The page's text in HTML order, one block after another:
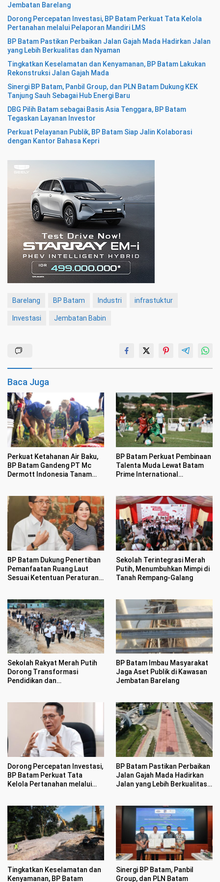
Jembatan Barelang
Dorong Percepatan Investasi, BP Batam Perkuat Tata Kelola
Pertanahan melalui Pelaporan Mandiri LMS
BP Batam Pastikan Perbaikan Jalan Gajah Mada Hadirkan Jalan
yang Lebih Berkualitas dan Nyaman
Tingkatkan Keselamatan dan Kenyamanan, BP Batam Lakukan
Rekonstruksi Jalan Gajah Mada
Sinergi BP Batam, Panbil Group, dan PLN Batam Dukung KEK
Tanjung Sauh Sebagai Hub Energi Baru
DBG Pilih Batam sebagai Basis Asia Tenggara, BP Batam
Tegaskan Layanan Investor
Perkuat Pelayanan Publik, BP Batam Siap Jalin Kolaborasi
dengan Kantor Bahasa Kepri
Barelang BP Batam Industri infrastuktur
Investasi Jembatan Babin
Baca Juga
Perkuat Ketahanan Air Baku,
BP Batam Gandeng PT Mc
Dermott Indonesia Tanam
BP Batam Perkuat Pembinaan
Talenta Muda Lewat Batam
Prime International
BP Batam Dukung Penertiban
Pemanfaatan Ruang Laut
Sesuai Ketentuan Peraturan
Sekolah Terintegrasi Merah
Putih, Menumbuhkan Mimpi di
Tanah Rempang-Galang
Sekolah Rakyat Merah Putih
Dorong Transformasi
Pendidikan dan
BP Batam Imbau Masyarakat
Jaga Aset Publik di Kawasan
Jembatan Barelang
Dorong Percepatan Investasi,
BP Batam Perkuat Tata
Kelola Pertanahan melalui
BP Batam Pastikan Perbaikan
Jalan Gajah Mada Hadirkan
Jalan yang Lebih Berkualitas
Tingkatkan Keselamatan dan
Kenyamanan, BP Batam
Sinergi BP Batam, Panbil
Group, dan PLN Batam